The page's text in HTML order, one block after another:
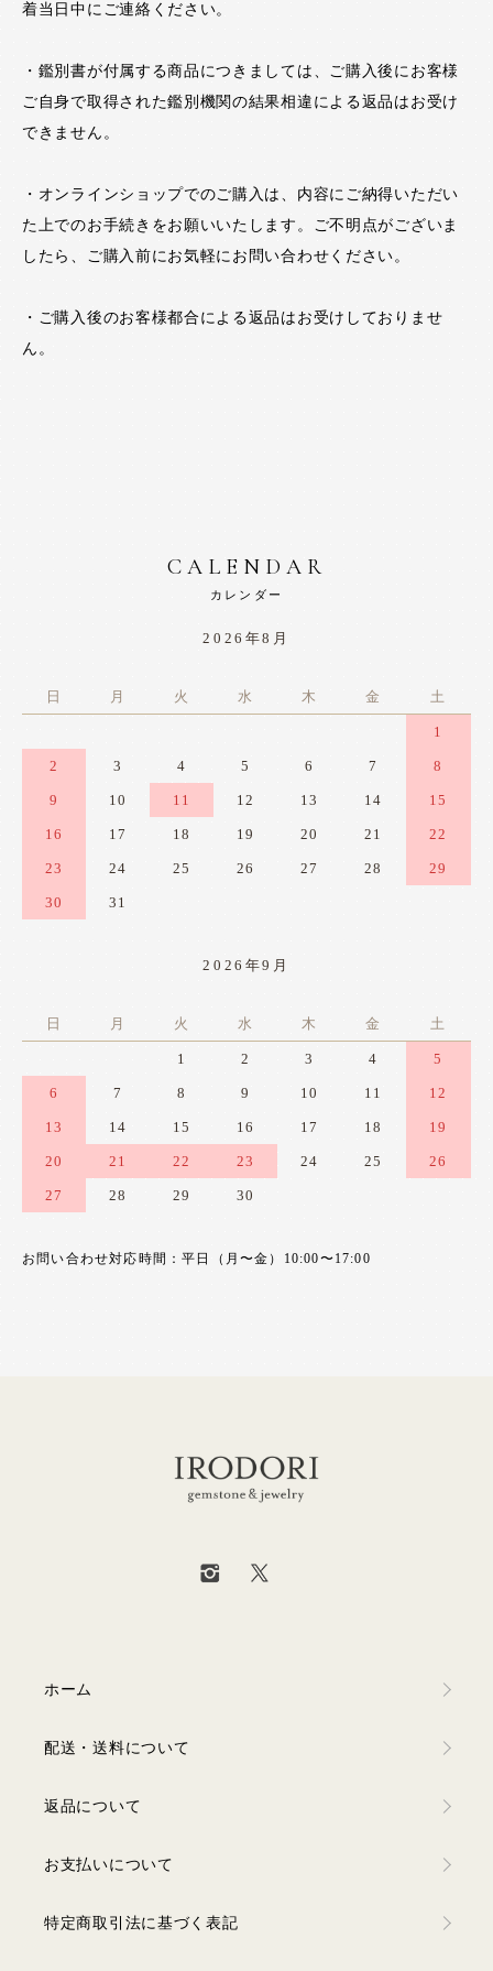
着当日中にご連絡ください。
・鑑別書が付属する商品につきましては、ご購入後にお客様
ご自身で取得された鑑別機関の結果相違による返品はお受け
できません。
・オンラインショップでのご購入は、内容にご納得いただい
た上でのお手続きをお願いいたします。ご不明点がございま
したら、ご購入前にお気軽にお問い合わせください。
・ご購入後のお客様都合による返品はお受けしておりませ
ん。
CALENDAR
カレンダー
2026年8月
日 月 火 水 木 金 土
1
2 3 4 5 6 7 8
9 10 11 12 13 14 15
16 17 18 19 20 21 22
23 24 25 26 27 28 29
30 31
2026年9月
日 月 火 水 木 金 土
1 2 3 4 5
6 7 8 9 10 11 12
13 14 15 16 17 18 19
20 21 22 23 24 25 26
27 28 29 30
お問い合わせ対応時間：平日（月〜金）10:00〜17:00
ホーム
配送・送料について
返品について
お支払いについて
特定商取引法に基づく表記